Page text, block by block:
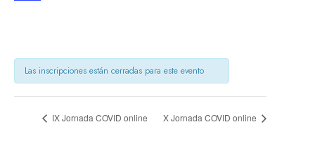
Las inscripciones están cerradas para este evento
IX Jornada COVID online X Jornada COVID online